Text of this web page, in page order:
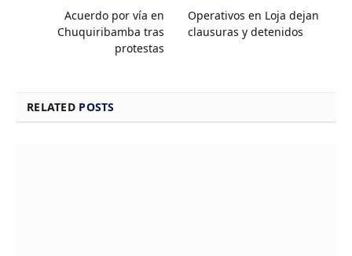
Acuerdo por vía en
Chuquiribamba tras
protestas
Operativos en Loja dejan
clausuras y detenidos
RELATED POSTS